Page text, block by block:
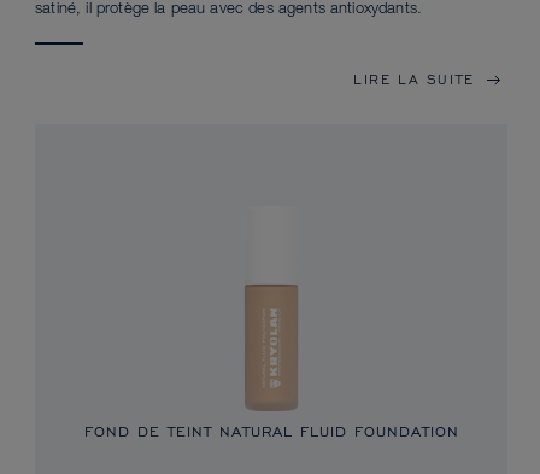
satiné, il protège la peau avec des agents antioxydants.
LIRE LA SUITE
FOND DE TEINT NATURAL FLUID FOUNDATION